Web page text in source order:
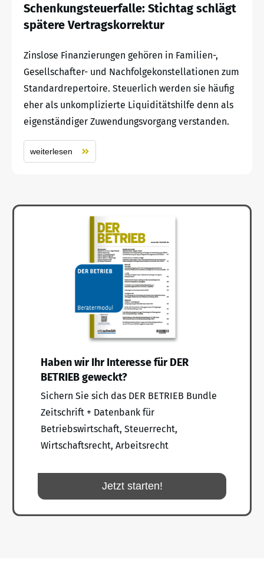
Schenkungsteuerfalle: Stichtag schlägt
spätere Vertragskorrektur
Zinslose Finanzierungen gehören in Familien-,
Gesellschafter- und Nachfolgekonstellationen zum
Standardrepertoire. Steuerlich werden sie häufig
eher als unkomplizierte Liquiditätshilfe denn als
eigenständiger Zuwendungsvorgang verstanden.
weiterlesen
Haben wir Ihr Interesse für DER
BETRIEB geweckt?
Sichern Sie sich das DER BETRIEB Bundle
Zeitschrift + Datenbank für
Betriebswirtschaft, Steuerrecht,
Wirtschaftsrecht, Arbeitsrecht
Jetzt starten!